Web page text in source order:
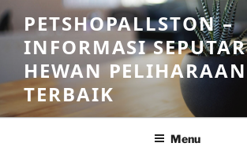
Skip
to
content
PETSHOPALLSTON –
INFORMASI SEPUTAR
HEWAN PELIHARAAN
TERBAIK
Menu